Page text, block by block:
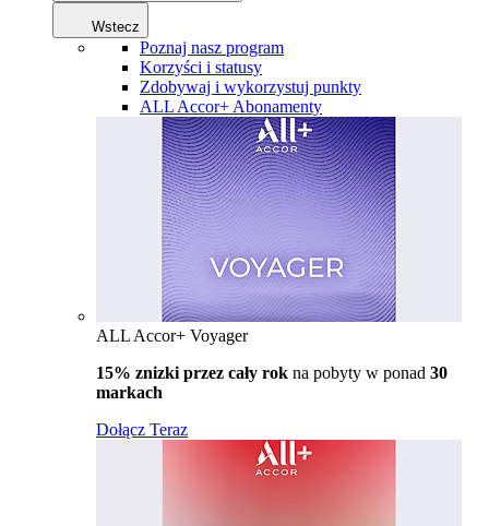
Wstecz
Poznaj nasz program
Korzyści i statusy
Zdobywaj i wykorzystuj punkty
ALL Accor+ Abonamenty
ALL Accor+ Voyager
15% znizki przez cały rok na pobyty w ponad 30
markach
Dołącz Teraz